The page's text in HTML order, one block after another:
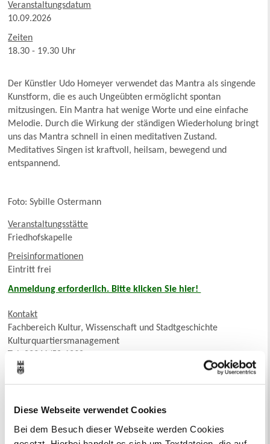
Diese Webseite verwendet Cookies
Bei dem Besuch dieser Webseite werden Cookies
Veranstaltungsdatum
10.09.2026
Zeiten
18.30 - 19.30 Uhr
Der Künstler Udo Homeyer verwendet das Mantra als singende
Kunstform, die es auch Ungeübten ermöglicht spontan
mitzusingen. Ein Mantra hat wenige Worte und eine einfache
Melodie. Durch die Wirkung der ständigen Wiederholung bringt
uns das Mantra schnell in einen meditativen Zustand.
Meditatives Singen ist kraftvoll, heilsam, bewegend und
entspannend.
Foto: Sybille Ostermann
Veranstaltungsstätte
Friedhofskapelle
Preisinformationen
Eintritt frei
Anmeldung erforderlich. Bitte klicken Sie hier!
Kontakt
Fachbereich Kultur, Wissenschaft und Stadtgeschichte
Kulturquartiersmanagement